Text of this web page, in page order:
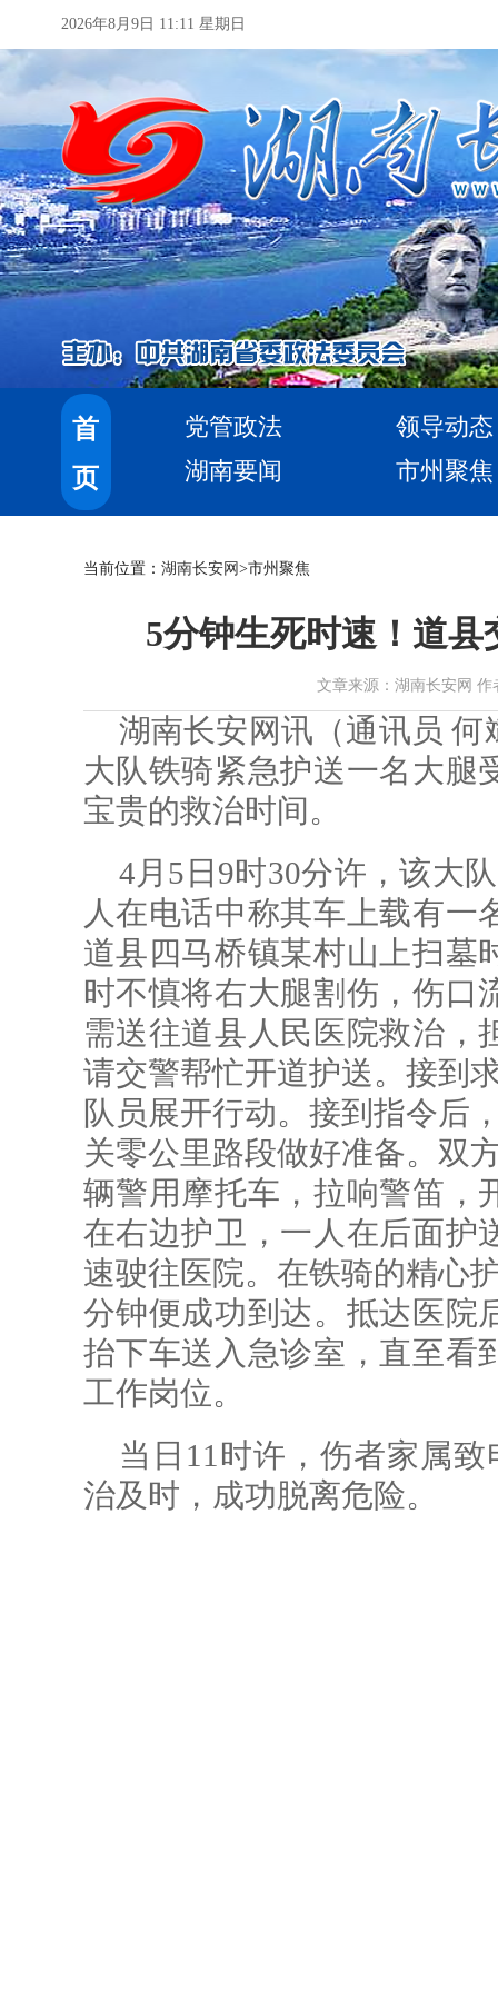
2026年8月9日 11:11 星期日
首
页
党管政法
领导动态
湖南要闻
市州聚焦
当前位置： 湖南长安网 >市州聚焦
5分钟生死时速！道
文章来源：湖南长安网 作
湖南长安网讯（通讯员
大队铁骑紧急护送一名大腿
宝贵的救治时间。
4月5日9时30分许，该大
人在电话中称其车上载有一
道县四马桥镇某村山上扫墓
时不慎将右大腿割伤，伤口
需送往道县人民医院救治，
请交警帮忙开道护送。接到
队员展开行动。接到指令后
关零公里路段做好准备。双
辆警用摩托车，拉响警笛，
在右边护卫，一人在后面护
速驶往医院。在铁骑的精心
分钟便成功到达。抵达医院
抬下车送入急诊室，直至看
工作岗位。
当日11时许，伤者家属
治及时，成功脱离危险。